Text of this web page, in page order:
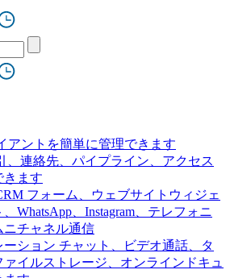
アントを簡単に管理できます
、連絡先、パイプライン、アクセス
きます
フォーム、ウェブサイトウィジェ
WhatsApp、Instagram、テレフォニ
ニチャネル通信
ーション チャット、ビデオ通話、タ
イルストレージ、オンラインドキュ